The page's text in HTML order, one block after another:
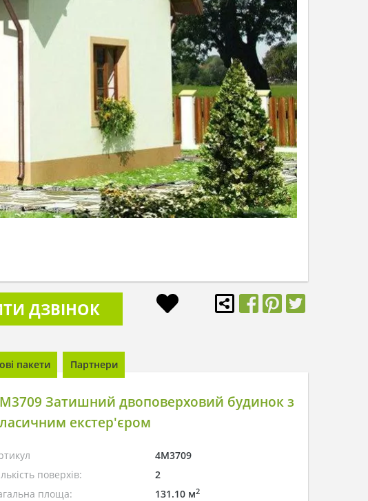
ДЗВІНОК
пакети Партнери
Затишний двоповерховий будинок з
екстер'єром
4M3709
поверхів:
2
площа:
131.10 м2